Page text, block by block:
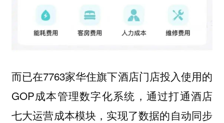
而已在7763家华住旗下酒店门店投入使用的
GOP成本管理数字化系统，通过打通酒店
七大运营成本模块，实现了数据的自动同步